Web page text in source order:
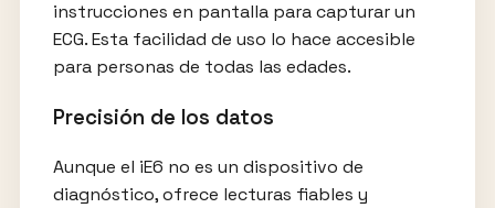
instrucciones en pantalla para capturar un
ECG. Esta facilidad de uso lo hace accesible
para personas de todas las edades.
Precisión de los datos
Aunque el iE6 no es un dispositivo de
diagnóstico, ofrece lecturas fiables y